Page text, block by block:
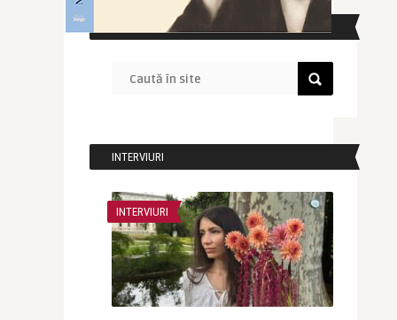
CAUTĂ ÎN SITE
INTERVIURI
INTERVIURI